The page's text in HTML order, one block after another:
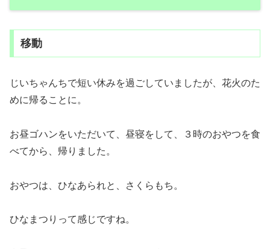
移動
じいちゃんちで短い休みを過ごしていましたが、花火のた
めに帰ることに。
お昼ゴハンをいただいて、昼寝をして、３時のおやつを食
べてから、帰りました。
おやつは、ひなあられと、さくらもち。
ひなまつりって感じですね。